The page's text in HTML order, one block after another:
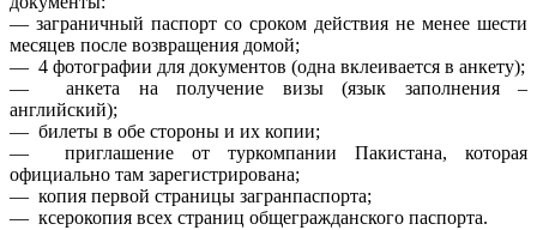
— заграничный паспорт со сроком действия не менее шести
месяцев после возвращения домой;
— 4 фотографии для документов (одна вклеивается в анкету);
— анкета на получение визы (язык заполнения –
английский);
— билеты в обе стороны и их копии;
— приглашение от туркомпании Пакистана, которая
официально там зарегистрирована;
— копия первой страницы загранпаспорта;
— ксерокопия всех страниц общегражданского паспорта.